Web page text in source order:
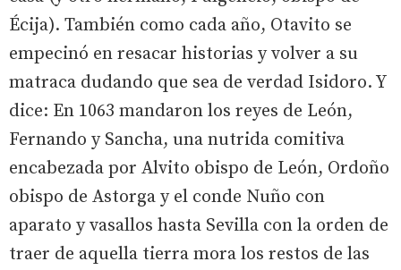
Écija). También como cada año, Otavito se
empecinó en resacar historias y volver a su
matraca dudando que sea de verdad Isidoro. Y
dice: En 1063 mandaron los reyes de León,
Fernando y Sancha, una nutrida comitiva
encabezada por Alvito obispo de León, Ordoño
obispo de Astorga y el conde Nuño con
aparato y vasallos hasta Sevilla con la orden de
traer de aquella tierra mora los restos de las